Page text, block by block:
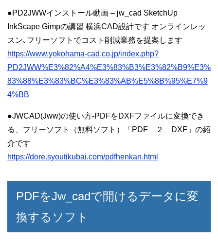
●PD2JWWインストール動画 – jw_cad SketchUp
InkScape Gimpの講習 横浜CAD設計です オンラインレッ
スン､フリーソフトでコスト削減業務を提案します
https://www.yokohama-cad.co.jp/index.php?
PD2JWW%E3%82%A4%E3%83%B3%E3%82%B9%E3%
83%88%E3%83%BC%E3%83%AB%E5%8B%95%E7%9
4%BB
●JWCAD(Jww)の使い方-PDFをDXFファイルに変換でき
る、フリーソフト（無料ソフト）「PDF ２ DXF」の紹
介です
https://dore.syoutikubai.com/pdfhenkan.html
PDFをJw_cadで開けるデータに変
換するソフト